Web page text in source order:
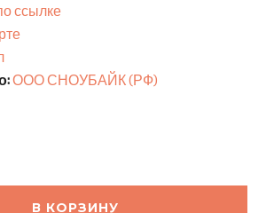
ссылке
ООО СНОУБАЙК (РФ)
В КОРЗИНУ